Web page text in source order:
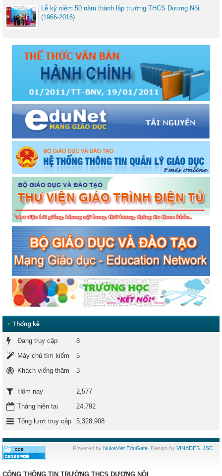
Lễ kỷ niệm 50 năm thành lập trường THCS Dương Nội
(1966-2016)
• Thống kê
Đang truy cập
8
Máy chủ tìm kiếm
5
Khách viếng thăm
3
Hôm nay
2,577
Tháng hiện tại
24,792
Tổng lượt truy cập
5,328,908
Powered by NukeViet EduGate. Design by VINADES.,JSC.
CỔNG THÔNG TIN TRƯỜNG THCS DƯƠNG NỘI